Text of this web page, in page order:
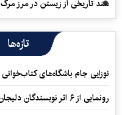
سند تاریخی از زیستن در مرز مرگ
تازه‌ها
نوزایی جام باشگاه‌های کتاب‌خوانی
رونمایی از ۶ اثر نویسندگان دلیجان در آیین «سر این قلم سلامت»